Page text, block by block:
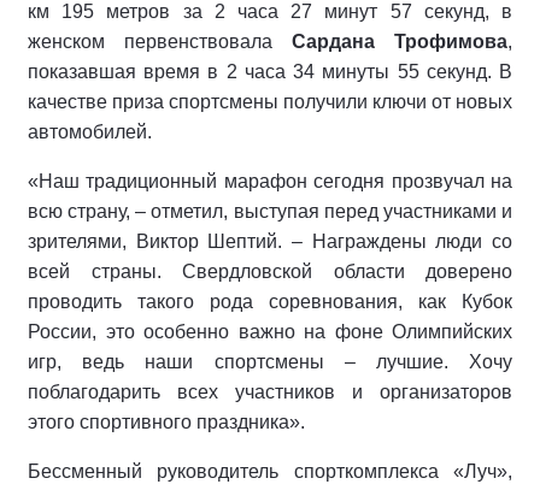
км 195 метров за 2 часа 27 минут 57 секунд, в
женском первенствовала Сардана Трофимова,
показавшая время в 2 часа 34 минуты 55 секунд. В
качестве приза спортсмены получили ключи от новых
автомобилей.
«Наш традиционный марафон сегодня прозвучал на
всю страну, – отметил, выступая перед участниками и
зрителями, Виктор Шептий. – Награждены люди со
всей страны. Свердловской области доверено
проводить такого рода соревнования, как Кубок
России, это особенно важно на фоне Олимпийских
игр, ведь наши спортсмены – лучшие. Хочу
поблагодарить всех участников и организаторов
этого спортивного праздника».
Бессменный руководитель спорткомплекса «Луч»,